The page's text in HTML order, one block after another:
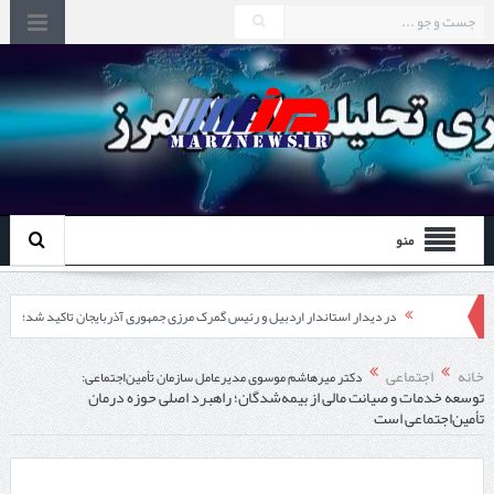
منو
در دیدار استاندار اردبیل و رئیس گمرک مرزی جمهوری آذربایجان تاکید شد؛
توسعه همکاری گمرک‌های مرزی ایران و جمهوری آذربایجان ضرورت دارد
چابهار، جایی که دریا به زندگی سلام می‌کند
گزارش ویژه؛
خانه اجتماعی دکتر میرهاشم موسوی مدیرعامل سازمان تأمین‌اجتماعی:
توسعه خدمات و صیانت مالی از بیمه‌شدگان؛ راهبرد اصلی حوزه درمان
تأمین‌اجتماعی است